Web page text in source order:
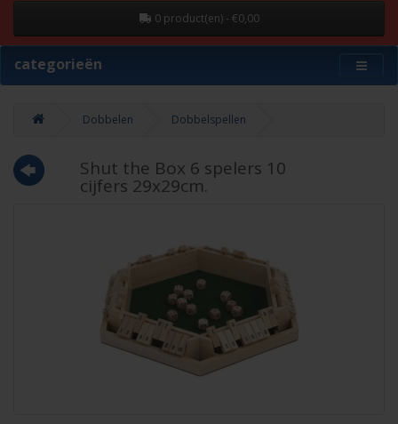
0 product(en) - €0,00
categorieën
Dobbelen Dobbelspellen
Shut the Box 6 spelers 10
cijfers 29x29cm.